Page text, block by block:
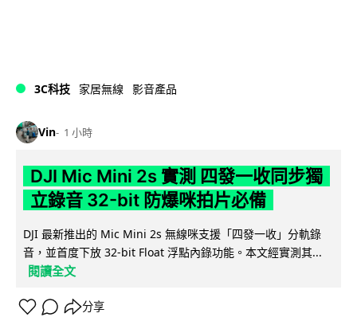
3C科技 家居無線 影音產品
Vin 1 小時
DJI Mic Mini 2s 實測 四發一收同步獨
立錄音 32-bit 防爆咪拍片必備
DJI 最新推出的 Mic Mini 2s 無線咪支援「四發一收」分軌錄
音，並首度下放 32-bit Float 浮點內錄功能。本文經實測其...
閱讀全文
分享